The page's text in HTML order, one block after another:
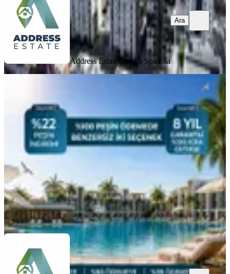
Address EstateOrnella Spadola
Ara
Kuzey Kıbrıs İskele Bölgesinde 8 Yıl
%12.5 Kira Garantili Daireler
İskele, Zeybekköy Köyü
Stüdyo·51 m²·1. Kat·28.04.2026
117.000 £
Address EstateOrnella Spadola
Ara